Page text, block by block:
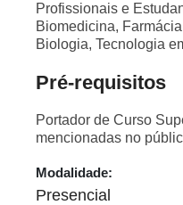
Profissionais e
Biomedicina,
Biologia, Tecnologia
Pré-requisitos
Portador de Curso
mencionadas no
Modalidade:
Presencial